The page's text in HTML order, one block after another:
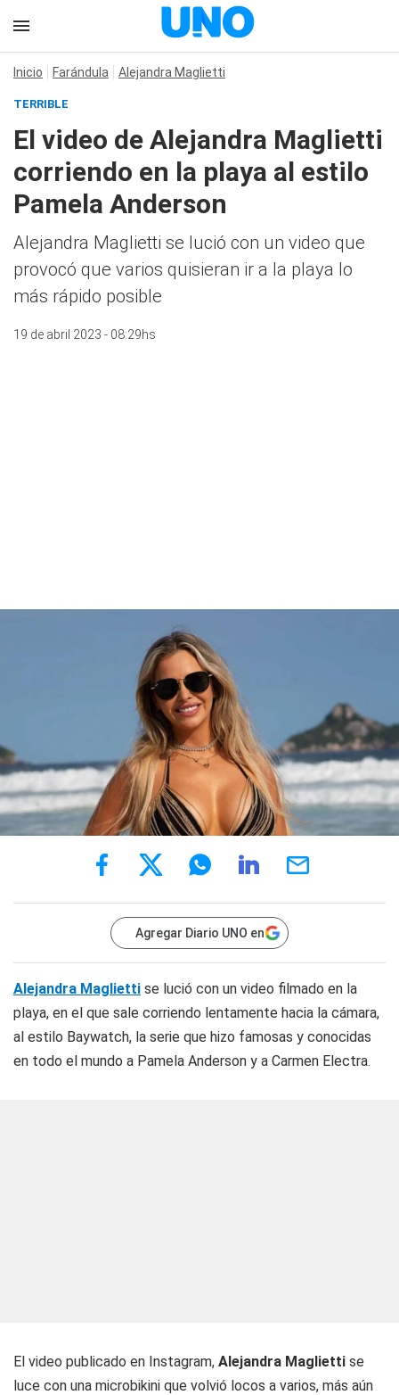
Inicio Farándula Alejandra Maglietti
TERRIBLE
El video de Alejandra Maglietti
corriendo en la playa al estilo
Pamela Anderson
Alejandra Maglietti se lució con un video que
provocó que varios quisieran ir a la playa lo
más rápido posible
19 de abril 2023 - 08:29hs
Agregar Diario UNO en
Alejandra Maglietti se lució con un video filmado en la
playa, en el que sale corriendo lentamente hacia la cámara,
al estilo Baywatch, la serie que hizo famosas y conocidas
en todo el mundo a Pamela Anderson y a Carmen Electra.
El video publicado en Instagram, Alejandra Maglietti se
luce con una microbikini que volvió locos a varios, más aún